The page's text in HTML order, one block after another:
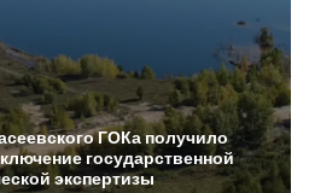
ГОКаполучило
государственной
экспертизы